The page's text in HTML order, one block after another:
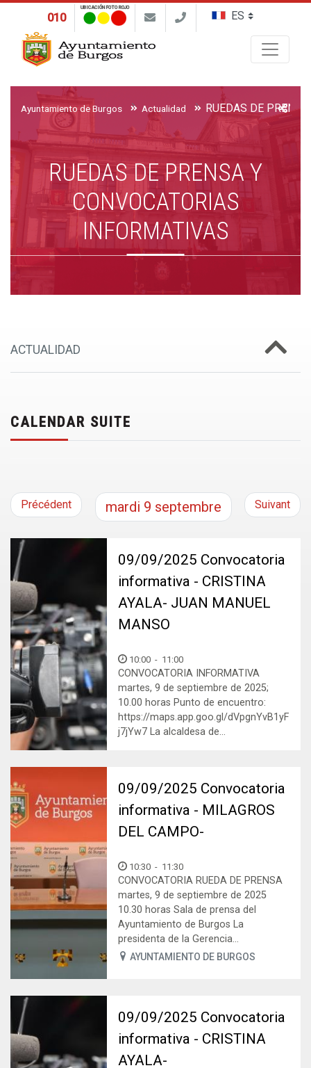
010
UBICACIÓN FOTO ROJO
Ayuntamiento de Burgos Actualidad
RUEDAS DE PRENSA Y
CONVOCATORIAS
INFORMATIVAS
ACTUALIDAD
CALENDAR SUITE
Précédent mardi 9 septembre Suivant
09/09/2025 Convocatoria
informativa - CRISTINA
AYALA- JUAN MANUEL
MANSO
10:00 - 11:00
CONVOCATORIA INFORMATIVA
martes, 9 de septiembre de 2025;
10.00 horas Punto de encuentro:
https://maps.app.goo.gl/dVpgnYvB1yF
j7jYw7 La alcaldesa de...
09/09/2025 Convocatoria
informativa - MILAGROS
DEL CAMPO-
10:30 - 11:30
CONVOCATORIA RUEDA DE PRENSA
martes, 9 de septiembre de 2025
10.30 horas Sala de prensa del
Ayuntamiento de Burgos La
presidenta de la Gerencia...
AYUNTAMIENTO DE BURGOS
09/09/2025 Convocatoria
informativa - CRISTINA
AYALA-